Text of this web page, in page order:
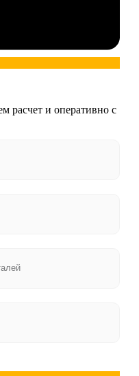
расчет и оперативно с